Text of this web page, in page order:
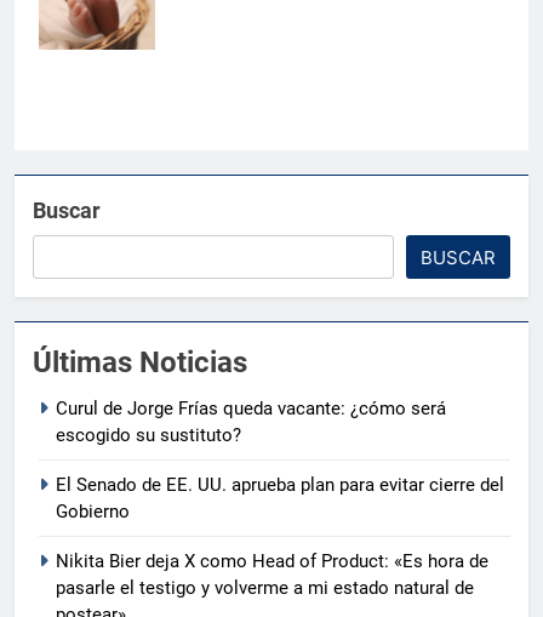
Salud Pública
Buscar
BUSCAR
Últimas Noticias
Curul de Jorge Frías queda vacante: ¿cómo será
escogido su sustituto?
El Senado de EE. UU. aprueba plan para evitar cierre del
Gobierno
Nikita Bier deja X como Head of Product: «Es hora de
pasarle el testigo y volverme a mi estado natural de